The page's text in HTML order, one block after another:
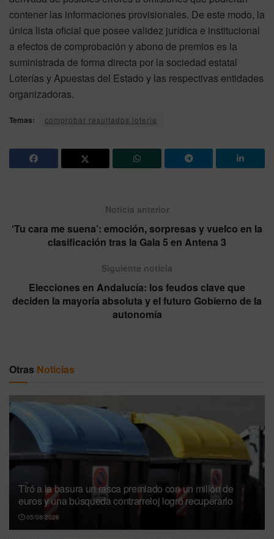
contener las informaciones provisionales. De este modo, la
única lista oficial que posee validez jurídica e institucional
a efectos de comprobación y abono de premios es la
suministrada de forma directa por la sociedad estatal
Loterías y Apuestas del Estado y las respectivas entidades
organizadoras.
Temas: comprobar resultados loteria
Noticia anterior
‘Tu cara me suena’: emoción, sorpresas y vuelco en la
clasificación tras la Gala 5 en Antena 3
Siguiente noticia
Elecciones en Andalucía: los feudos clave que
deciden la mayoría absoluta y el futuro Gobierno de la
autonomía
Otras Noticias
Tiró a la basura un rasca premiado con un millón de
euros y una búsqueda contrarreloj logró recuperarlo
05/08/2026